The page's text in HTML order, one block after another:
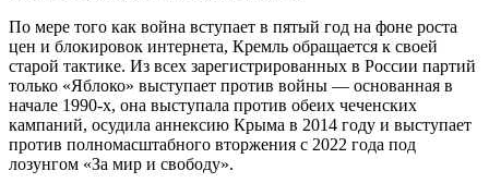
По мере того как война вступает в пятый год на фоне роста
цен и блокировок интернета, Кремль обращается к своей
старой тактике. Из всех зарегистрированных в России партий
только «Яблоко» выступает против войны — основанная в
начале 1990-х, она выступала против обеих чеченских
кампаний, осудила аннексию Крыма в 2014 году и выступает
против полномасштабного вторжения с 2022 года под
лозунгом «За мир и свободу».